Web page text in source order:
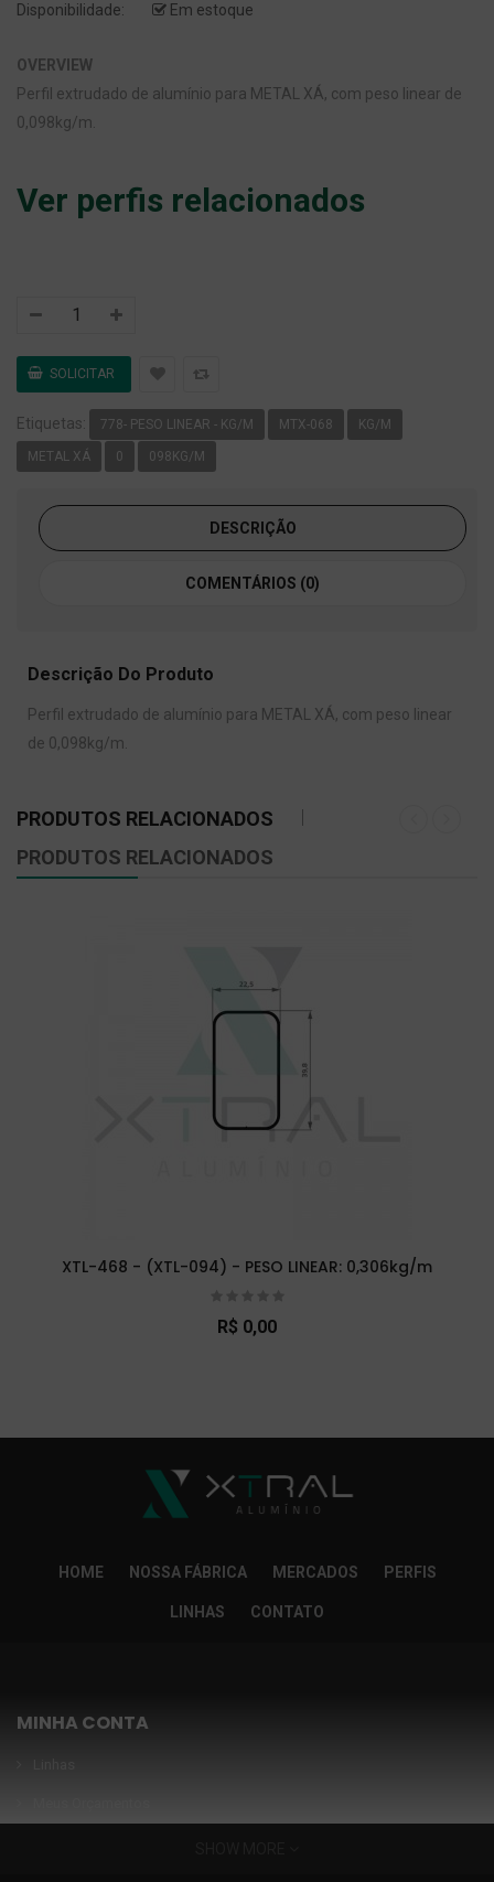
Disponibilidade:
Em estoque
OVERVIEW
Perfil extrudado de alumínio para METAL XÁ, com peso linear de
0,098kg/m.
Ver perfis relacionados
Etiquetas: 778- PESO LINEAR - KG/M MTX-068 KG/M
METAL XÁ 0 098KG/M
DESCRIÇÃO
COMENTÁRIOS (0)
Descrição Do Produto
Perfil extrudado de alumínio para METAL XÁ, com peso linear
de 0,098kg/m.
PRODUTOS RELACIONADOS
PRODUTOS RELACIONADOS
XTL-468 - (XTL-094) - PESO LINEAR: 0,306kg/m
R$ 0,00
HOME NOSSA FÁBRICA MERCADOS PERFIS
LINHAS CONTATO
MINHA CONTA